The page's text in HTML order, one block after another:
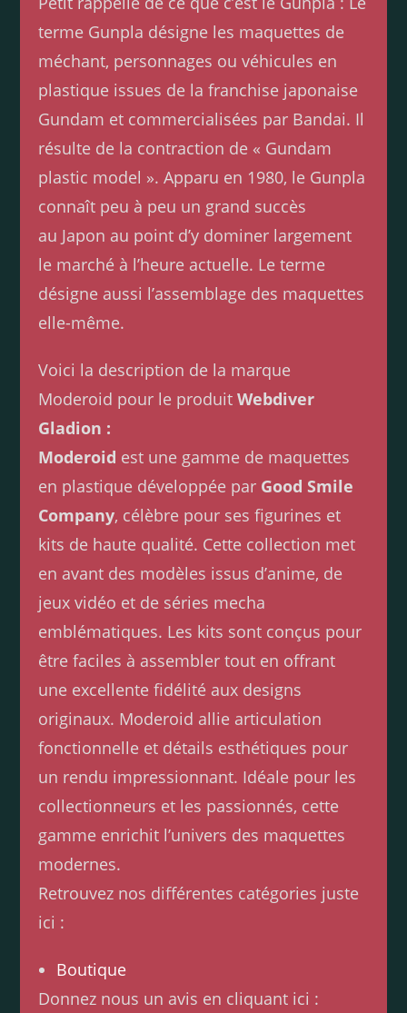
terme Gunpla désigne les maquettes de
méchant, personnages ou véhicules en
plastique issues de la franchise japonaise
Gundam et commercialisées par Bandai. Il
résulte de la contraction de « Gundam
plastic model ». Apparu en 1980, le Gunpla
connaît peu à peu un grand succès
au Japon au point d’y dominer largement
le marché à l’heure actuelle. Le terme
désigne aussi l’assemblage des maquettes
elle-même.
Voici la description de la marque
Moderoid pour le produitWebdiver
Gladion :
Moderoid est une gamme de maquettes
en plastique développée par Good Smile
Company, célèbre pour ses figurines et
kits de haute qualité. Cette collection met
en avant des modèles issus d’anime, de
jeux vidéo et de séries mecha
emblématiques. Les kits sont conçus pour
être faciles à assembler tout en offrant
une excellente fidélité aux designs
originaux. Moderoid allie articulation
fonctionnelle et détails esthétiques pour
un rendu impressionnant. Idéale pour les
collectionneurs et les passionnés, cette
gamme enrichit l’univers des maquettes
modernes.
Retrouvez nos différentes catégories juste
ici :
Boutique
Donnez nous un avis en cliquant ici :